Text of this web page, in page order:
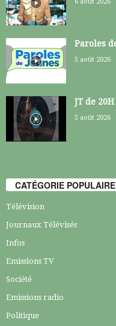
6 août 2026
Paroles
5 août 2026
JT de
5 août 2026
CATÉGORIE POPULAIRE
Télévision
Journaux Télévisés
Infos
Emissions TV
Société
Emissions radio
Politique